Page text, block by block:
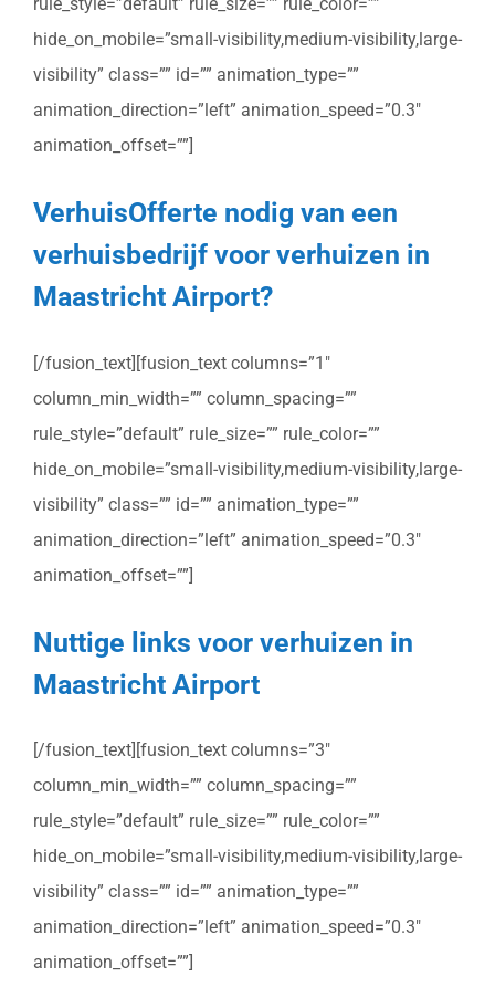
hide_on_mobile=”small-visibility,medium-visibility,large-
visibility” class=”” id=”” animation_type=””
animation_direction=”left” animation_speed=”0.3″
animation_offset=””]
VerhuisOfferte nodig van een
verhuisbedrijf voor verhuizen in
Maastricht Airport?
[/fusion_text][fusion_text columns=”1″
column_min_width=”” column_spacing=””
rule_style=”default” rule_size=”” rule_color=””
hide_on_mobile=”small-visibility,medium-visibility,large-
visibility” class=”” id=”” animation_type=””
animation_direction=”left” animation_speed=”0.3″
animation_offset=””]
Nuttige links voor verhuizen in
Maastricht Airport
[/fusion_text][fusion_text columns=”3″
column_min_width=”” column_spacing=””
rule_style=”default” rule_size=”” rule_color=””
hide_on_mobile=”small-visibility,medium-visibility,large-
visibility” class=”” id=”” animation_type=””
animation_direction=”left” animation_speed=”0.3″
animation_offset=””]